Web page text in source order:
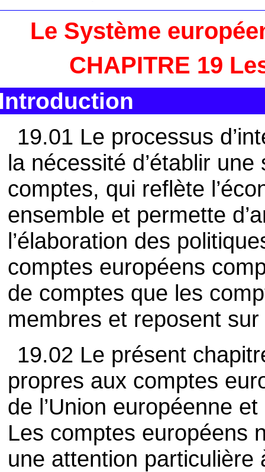
Le Système
CHAPITRE 19
19.01 Le processus
la nécessité d’établir
comptes, qui reflète
ensemble et permette
l’élaboration des
comptes européens
de comptes que les
membres et reposent
19.02 Le présent
propres aux comptes
de l’Union européenne
Les comptes européens
une attention